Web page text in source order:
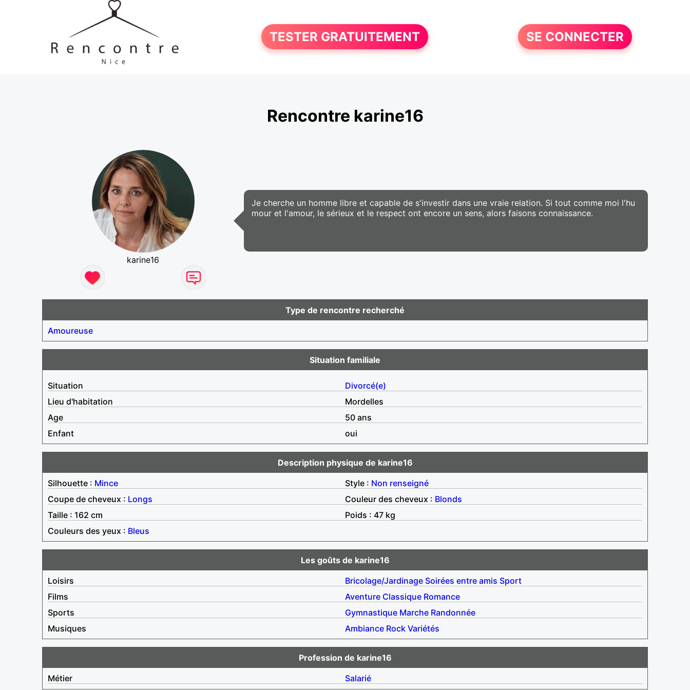
TESTER GRATUITEMENT SE CONNECTER
Rencontre karine16
karine16
Je cherche un homme libre et capable de s'investir dans une vraie relation. Si tout comme moi l'hu
mour et l'amour, le sérieux et le respect ont encore un sens, alors faisons connaissance.
Type de rencontre recherché
Amoureuse
Situation familiale
Situation
Divorcé(e)
Lieu d'habitation
Mordelles
Age
50 ans
Enfant
oui
Description physique de karine16
Silhouette : Mince Style : Non renseigné
Coupe de cheveux : Longs Couleur des cheveux : Blonds
Taille : 162 cm
Poids : 47 kg
Couleurs des yeux : Bleus
Les goûts de karine16
Loisirs
Bricolage/Jardinage Soirées entre amis Sport
Films
Aventure Classique Romance
Sports
Gymnastique Marche Randonnée
Musiques
Ambiance Rock Variétés
Profession de karine16
Métier
Salarié